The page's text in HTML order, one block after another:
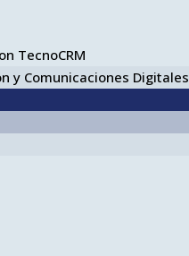
TecnoCRM
y Comunicaciones Digitales